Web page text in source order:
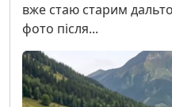
вже стаю старим
фото після...